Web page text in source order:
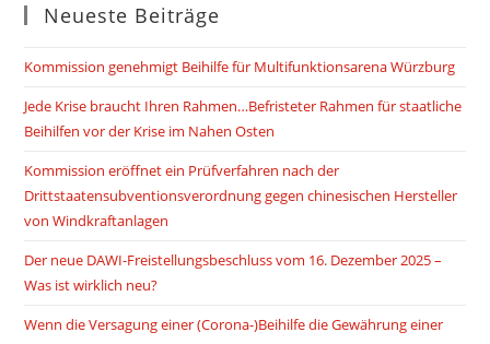
Neueste Beiträge
Kommission genehmigt Beihilfe für Multifunktionsarena Würzburg
Jede Krise braucht Ihren Rahmen…Befristeter Rahmen für staatliche
Beihilfen vor der Krise im Nahen Osten
Kommission eröffnet ein Prüfverfahren nach der
Drittstaatensubventionsverordnung gegen chinesischen Hersteller
von Windkraftanlagen
Der neue DAWI-Freistellungsbeschluss vom 16. Dezember 2025 –
Was ist wirklich neu?
Wenn die Versagung einer (Corona-)Beihilfe die Gewährung einer